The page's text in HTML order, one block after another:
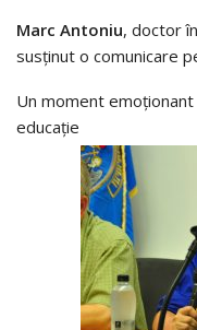
Marc Antoniu, doctor
susținut o comunicare
Un moment
educație